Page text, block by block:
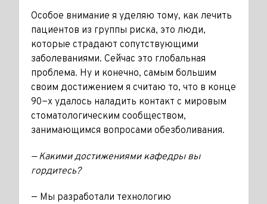
Особое внимание я уделяю тому, как лечить
пациентов из группы риска, это люди,
которые страдают сопутствующими
заболеваниями. Сейчас это глобальная
проблема. Ну и конечно, самым большим
своим достижением я считаю то, что в конце
90−х удалось наладить контакт с мировым
стоматологическим сообществом,
занимающимся вопросами обезболивания.
— Какими достижениями кафедры вы
гордитесь?
— Мы разработали технологию